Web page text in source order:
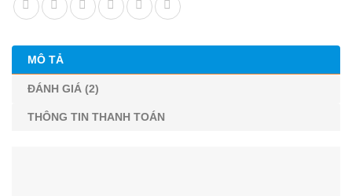
MÔ TẢ
ĐÁNH GIÁ (2)
THÔNG TIN THANH TOÁN